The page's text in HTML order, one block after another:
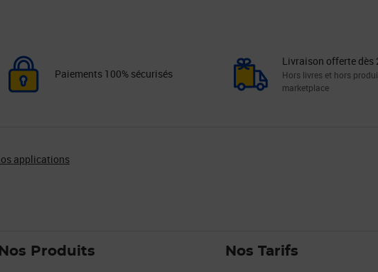
Paiements 100% sécurisés
Livraison offerte dès
Hors livres et hors
marketplace
applications
Nos Produits Nos Tarifs